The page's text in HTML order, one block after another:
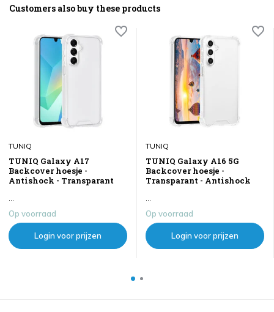
Customers also buy these products
TUNIQ
TUNIQ Galaxy A17
Backcover hoesje -
Antishock - Transparant
...
Op voorraad
Login voor prijzen
TUNIQ
TUNIQ Galaxy A16 5G
Backcover hoesje -
Transparant - Antishock
...
Op voorraad
Login voor prijzen